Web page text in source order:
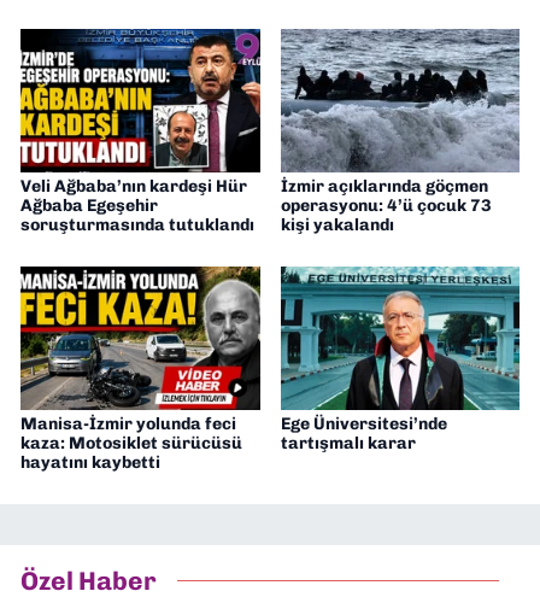
Veli Ağbaba’nın kardeşi Hür
Ağbaba Egeşehir
soruşturmasında tutuklandı
İzmir açıklarında göçmen
operasyonu: 4’ü çocuk 73
kişi yakalandı
Manisa-İzmir yolunda feci
kaza: Motosiklet sürücüsü
hayatını kaybetti
Ege Üniversitesi’nde
tartışmalı karar
Özel Haber